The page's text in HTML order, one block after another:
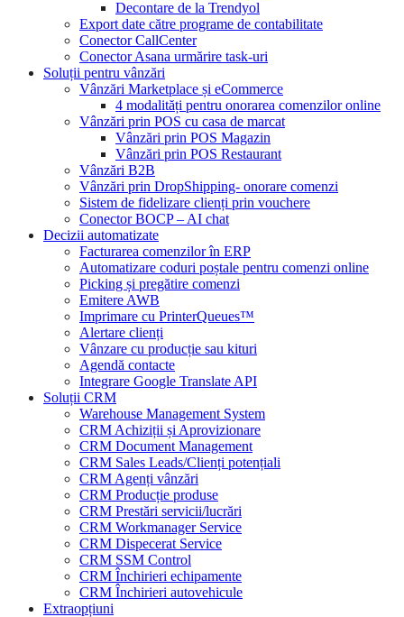
Decontare de la Trendyol
Export date către programe de contabilitate
Conector CallCenter
Conector Asana urmărire task-uri
Soluții pentru vânzări
Vânzări Marketplace și eCommerce
4 modalități pentru onorarea comenzilor online
Vânzări prin POS cu casa de marcat
Vânzări prin POS Magazin
Vânzări prin POS Restaurant
Vânzări B2B
Vânzări prin DropShipping- onorare comenzi
Sistem de fidelizare clienți prin vouchere
Conector BOCP – AI chat
Decizii automatizate
Facturarea comenzilor în ERP
Automatizare coduri poștale pentru comenzi online
Picking și pregătire comenzi
Emitere AWB
Imprimare cu PrinterQueues™
Alertare clienți
Vânzare cu producție sau kituri
Agendă contacte
Integrare Google Translate API
Soluții CRM
Warehouse Management System
CRM Achiziții și Aprovizionare
CRM Document Management
CRM Sales Leads/Clienți potențiali
CRM Agenți vânzări
CRM Producție produse
CRM Prestări servicii/lucrări
CRM Workmanager Service
CRM Dispecerat Service
CRM SSM Control
CRM Închirieri echipamente
CRM Închirieri autovehicule
Extraopțiuni